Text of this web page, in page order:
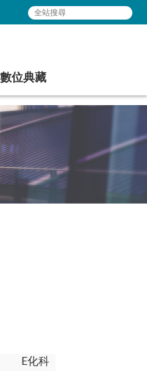
數位典藏
E化科